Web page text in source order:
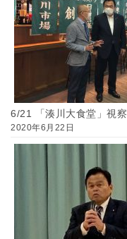
6/21 「湊川大食堂」視察
2020年6月22日